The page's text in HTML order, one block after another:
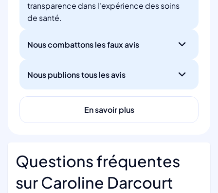
transparence dans l'expérience des soins
de santé.
Nous combattons les faux avis
Nous publions tous les avis
En savoir plus
Questions fréquentes
sur Caroline Darcourt